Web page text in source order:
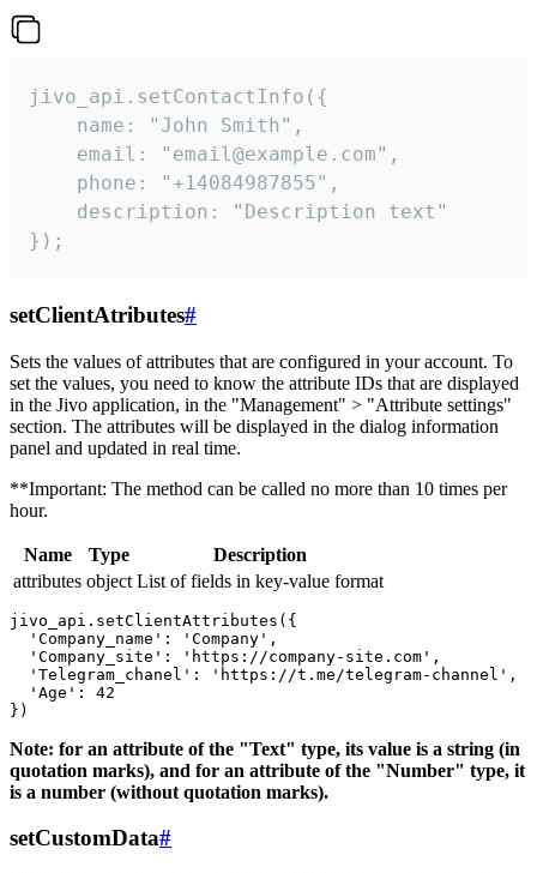
jivo_api.setContactInfo({
    name: "John Smith",
    email: "email@example.com",
    phone: "+14084987855",
    description: "Description text"
});
setClientAtributes#
Sets the values ​​of attributes that are configured in your account. To
set the values, you need to know the attribute IDs that are displayed
in the Jivo application, in the "Management" > "Attribute settings"
section. The attributes will be displayed in the dialog information
panel and updated in real time.
**Important: The method can be called no more than 10 times per
hour.
Name Type
Description
attributes object List of fields in key-value format
jivo_api.setClientAttributes({
  'Company_name': 'Company',
  'Company_site': 'https://company-site.com',
  'Telegram_chanel': 'https://t.me/telegram-channel',
  'Age': 42
Note: for an attribute of the "Text" type, its value is a string (in
quotation marks), and for an attribute of the "Number" type, it
is a number (without quotation marks).
setCustomData#